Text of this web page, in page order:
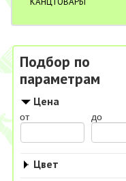
Подбор по
параметрам
Цена
от до
Цвет